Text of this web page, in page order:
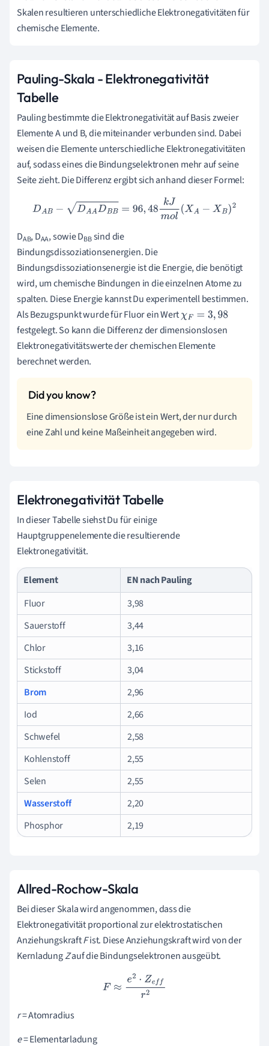
Skalen resultieren unterschiedliche Elektronegativitäten für
chemische Elemente.
Pauling-Skala - Elektronegativität
Tabelle
Pauling bestimmte die Elektronegativität auf Basis zweier
Elemente A und B, die miteinander verbunden sind. Dabei
weisen die Elemente unterschiedliche Elektronegativitäten
auf, sodass eines die Bindungselektronen mehr auf seine
Seite zieht. Die Differenz ergibt sich anhand dieser Formel:
D AB−DAADBB=96,48 kJmol(XA− XB ) 2
DAB, DAA, sowie DBBsind die
Bindungsdissoziationsenergien. Die
Bindungsdissoziationsenergie ist die Energie, die benötigt
wird, um chemische Bindungen in die einzelnen Atome zu
spalten. Diese Energie kannst Du experimentell bestimmen.
Als Bezugspunkt wurde für Fluor ein WertχF= 3,98
festgelegt. So kann die Differenz der dimensionslosen
Elektronegativitätswerte der chemischen Elemente
berechnet werden.
Eine dimensionslose Größe ist ein Wert, der nur durch
eine Zahl und keine Maßeinheit angegeben wird.
Elektronegativität Tabelle
In dieser Tabelle siehst Du für einige
Hauptgruppenelemente die resultierende
Elektronegativität.
Element
EN nach Pauling
Fluor
3,98
Sauerstoff
3,44
Chlor
3,16
Stickstoff
3,04
Brom
2,96
Iod
2,66
Schwefel
2,58
Kohlenstoff
2,55
Selen
2,55
Wasserstoff
2,20
Phosphor
2,19
Allred-Rochow-Skala
Bei dieser Skala wird angenommen, dass die
Elektronegativität proportional zur elektrostatischen
AnziehungskraftFist. Diese Anziehungskraft wird von der
KernladungZauf die Bindungselektronen ausgeübt.
F≈e 2⋅Z e ffr2
r= Atomradius
e= Elementarladung